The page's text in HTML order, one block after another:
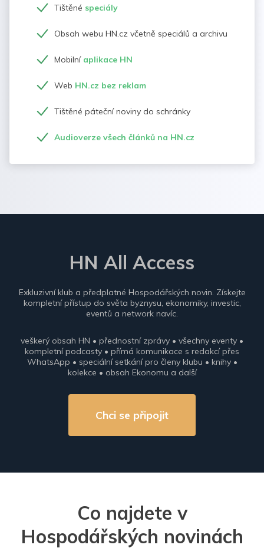
Tištěné speciály
Obsah webu HN.cz včetně speciálů a archivu
Mobilní aplikace HN
Web HN.cz bez reklam
Tištěné páteční noviny do schránky
Audioverze všech článků na HN.cz
HN All Access
Exkluzivní klub a předplatné Hospodářských novin. Získejte
kompletní přístup do světa byznysu, ekonomiky, investic,
eventů a network navíc.
veškerý obsah HN • přednostní zprávy • všechny eventy •
kompletní podcasty • přímá komunikace s redakcí přes
WhatsApp • speciální setkání pro členy klubu • knihy •
kolekce • obsah Ekonomu a další
Chci se připojit
Co najdete v
Hospodářských novinách